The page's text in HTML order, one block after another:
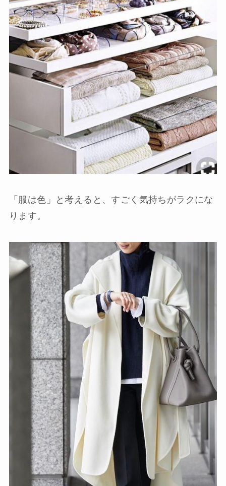
「服は色」と考えると、すごく気持ちがラクにな
ります。